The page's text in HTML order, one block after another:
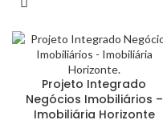
Projeto Integrado
Negócios Imobiliários –
Imobiliária Horizonte